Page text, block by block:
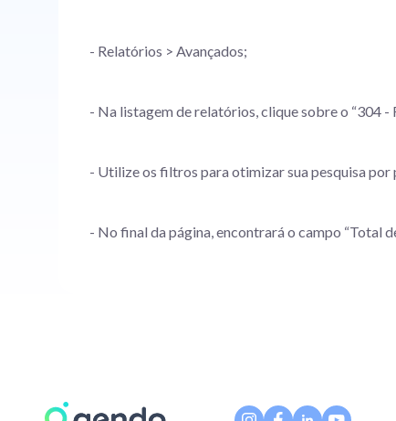
- Relatórios > Avançados;
- Na listagem de relatórios, clique sobre o “304 -
- Utilize os filtros para otimizar sua pesquisa
- No final da página, encontrará o campo “Total